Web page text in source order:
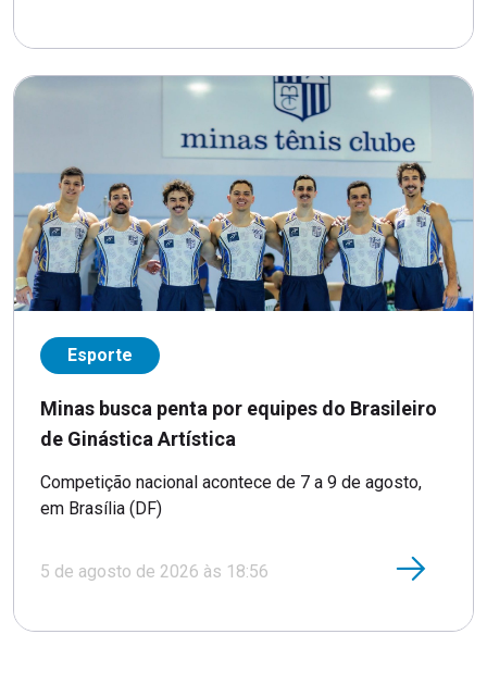
Esporte
Minas busca penta por equipes do Brasileiro
de Ginástica Artística
Competição nacional acontece de 7 a 9 de agosto,
em Brasília (DF)
5 de agosto de 2026 às 18:56